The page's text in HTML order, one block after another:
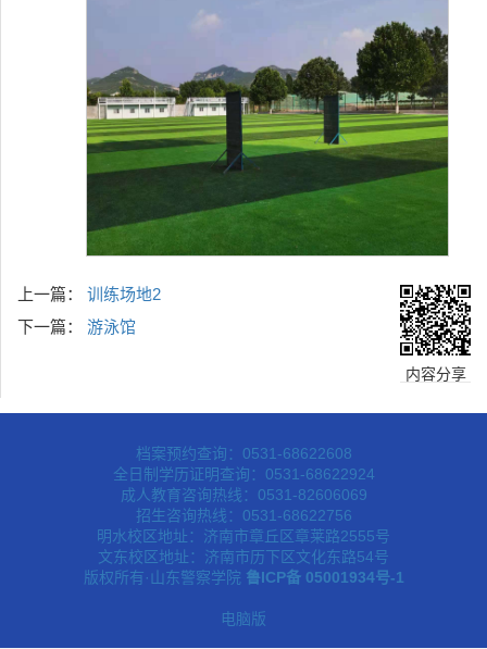
上一篇： 训练场地2
下一篇： 游泳馆
内容分享
档案预约查询：0531-68622608
全日制学历证明查询：0531-68622924
成人教育咨询热线：0531-82606069
招生咨询热线：0531-68622756
明水校区地址：济南市章丘区章莱路2555号
文东校区地址：济南市历下区文化东路54号
版权所有·山东警察学院 鲁ICP备 05001934号-1
电脑版